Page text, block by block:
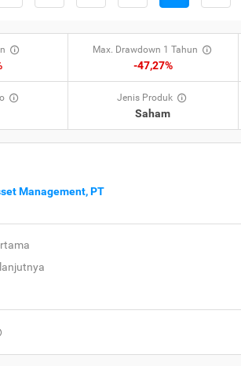
Max. Drawdown 1 Tahun
-47,27%
Jenis Produk
Saham
Management, PT